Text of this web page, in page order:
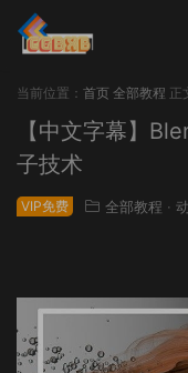
当前位置： 首页 全部教程 正
【中文字幕】
子技术
VIP免费 全部教程 ·